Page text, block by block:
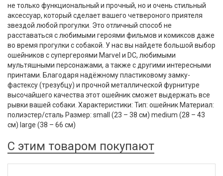
не только функциональный и прочный, но и очень стильный
аксессуар, который сделает вашего четвероного приятеля
звездой любой прогулки. Это отличный способ не
расставаться с любимыми героями фильмов и комиксов даже
во время прогулки с собакой. У нас вы найдете большой выбор
ошейников с супергероями Marvel и DC, любимыми
мультяшными персонажами, а также с другими интересными
принтами. Благодаря надёжному пластиковому замку-
фастексу (трезубцу) и прочной металлической фурнитуре
высочайшего качества этот ошейник сможет выдержать все
рывки вашей собаки. Характеристики: Тип: ошейник Материал:
полиэстер/сталь Размер: small (23 – 38 см) medium (28 – 43
см) large (38 – 66 см)
С этим товаром покупают